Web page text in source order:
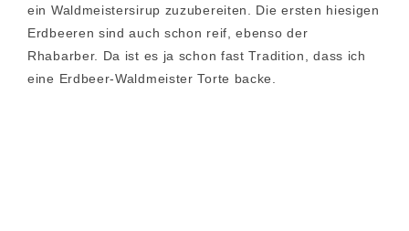
ein Waldmeistersirup zuzubereiten. Die ersten hiesigen
Erdbeeren sind auch schon reif, ebenso der
Rhabarber. Da ist es ja schon fast Tradition, dass ich
eine Erdbeer-Waldmeister Torte backe.